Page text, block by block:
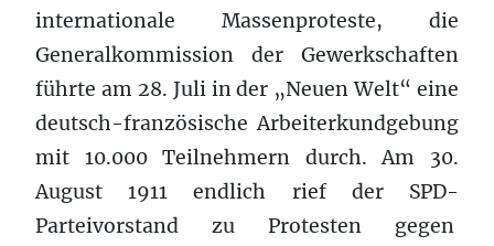
internationale Massenproteste, die
Generalkommission der Gewerkschaften
führte am 28. Juli in der „Neuen Welt“ eine
deutsch-französische Arbeiterkundgebung
mit 10.000 Teilnehmern durch. Am 30.
August 1911 endlich rief der SPD-
Parteivorstand zu Protesten gegen